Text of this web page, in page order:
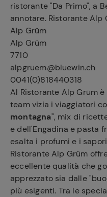
ristorante "Da Primo", a
annotare. Ristorante Alp
Alp Grüm
Alp Grüm
7710
alpgruem@bluewin.ch
0041(0)818440318
Al Ristorante Alp Grüm
team vizia i viaggiatori
montagna", mix di
e dell'Engadina e pasta
esalta i profumi e i
Ristorante Alp Grüm
eccellente qualità che
apprezzato sia dalle
più esigenti. Tra le